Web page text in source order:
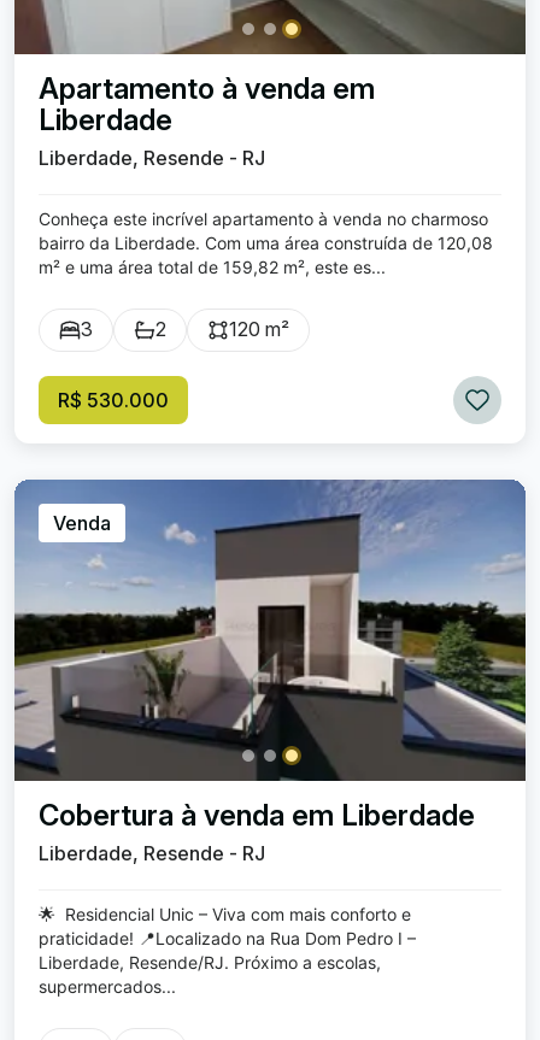
Apartamento à venda em
Liberdade
Liberdade, Resende - RJ
Conheça este incrível apartamento à venda no charmoso
bairro da Liberdade. Com uma área construída de 120,08
m² e uma área total de 159,82 m², este es...
3 2 120 m²
R$ 530.000
Venda
Cobertura à venda em Liberdade
Liberdade, Resende - RJ
🌟 Residencial Unic – Viva com mais conforto e
praticidade! 📍Localizado na Rua Dom Pedro I –
Liberdade, Resende/RJ. Próximo a escolas,
supermercados...